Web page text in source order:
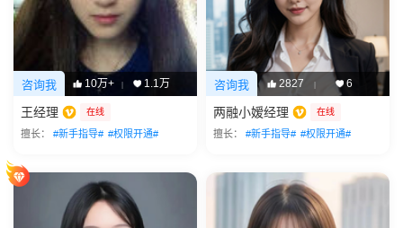
咨询我 10万+ | 1.1万
王经理 在线
擅长： #新手指导# #权限开通#
咨询我 2827 | 6
两融小嫒经理 在线
擅长： #新手指导# #权限开通#